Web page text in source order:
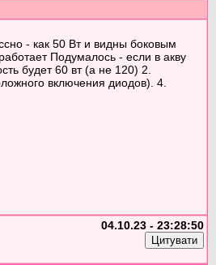
- как 50 Вт и видны боковым
Подумалось - если в акву
будет 60 вт (а не 120) 2.
включения диодов). 4.
04.10.23 - 23:28:50